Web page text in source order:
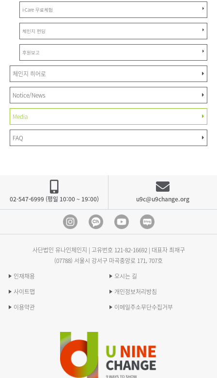
i-Care 무료체험
체인지 펀딩
후원보고
체인지 히어로
Notice/News
Media
FAQ
02-547-6999 (평일 10:00 ~ 19:00) u9c@u9change.org
InstagramKakao Channel
Youtube blog
사단법인 유나인체인지 | 고유번호 121-82-16692| 대표자 최재구
(07788) 서울시 강서구 마곡중앙로 171, 707호
인재채용
오시는 길
사이트맵
개인정보처리방침
이용약관
이메일주소무단수집거부